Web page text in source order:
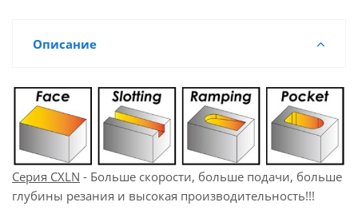
Описание
Серия CXLN - Больше скорости, больше подачи, больше
глубины резания и высокая производительность!!!